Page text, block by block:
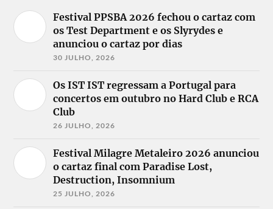
Festival PPSBA 2026 fechou o cartaz com
os Test Department e os Slyrydes e
anunciou o cartaz por dias
30 JULHO, 2026
Os IST IST regressam a Portugal para
concertos em outubro no Hard Club e RCA
Club
26 JULHO, 2026
Festival Milagre Metaleiro 2026 anunciou
o cartaz final com Paradise Lost,
Destruction, Insomnium
25 JULHO, 2026